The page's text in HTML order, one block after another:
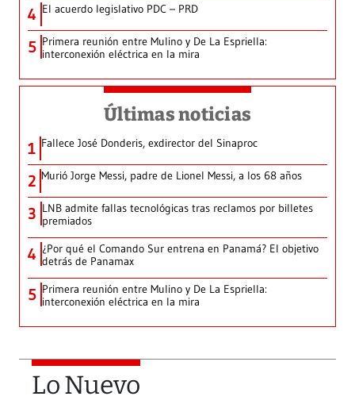
4 El acuerdo legislativo PDC – PRD
5 Primera reunión entre Mulino y De La Espriella:
interconexión eléctrica en la mira
Últimas noticias
1 Fallece José Donderis, exdirector del Sinaproc
2 Murió Jorge Messi, padre de Lionel Messi, a los 68 años
3 LNB admite fallas tecnológicas tras reclamos por billetes
premiados
4 ¿Por qué el Comando Sur entrena en Panamá? El objetivo
detrás de Panamax
5 Primera reunión entre Mulino y De La Espriella:
interconexión eléctrica en la mira
Lo Nuevo